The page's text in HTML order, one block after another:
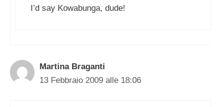
I’d say Kowabunga, dude!
Martina Braganti
13 Febbraio 2009 alle 18:06